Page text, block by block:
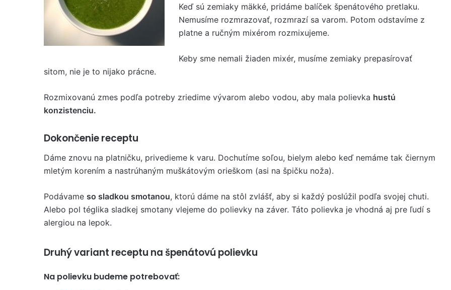
Keď sú zemiaky mäkké, pridáme balíček špenátového pretlaku.
Nemusíme rozmrazovať, rozmrazí sa varom. Potom odstavíme z
platne a ručným mixérom rozmixujeme.
Keby sme nemali žiaden mixér, musíme zemiaky prepasírovať
sitom, nie je to nijako prácne.
Rozmixovanú zmes podľa potreby zriedime vývarom alebo vodou, aby mala polievka hustú
konzistenciu.
Dokončenie receptu
Dáme znovu na platničku, privedieme k varu. Dochutíme soľou, bielym alebo keď nemáme tak čiernym
mletým korením a nastrúhaným muškátovým orieškom (asi na špičku noža).
Podávame so sladkou smotanou, ktorú dáme na stôl zvlášť, aby si každý poslúžil podľa svojej chuti.
Alebo pol téglika sladkej smotany vlejeme do polievky na záver. Táto polievka je vhodná aj pre ľudí s
alergiou na lepok.
Druhý variant receptu na špenátovú polievku
Na polievku budeme potrebovať: